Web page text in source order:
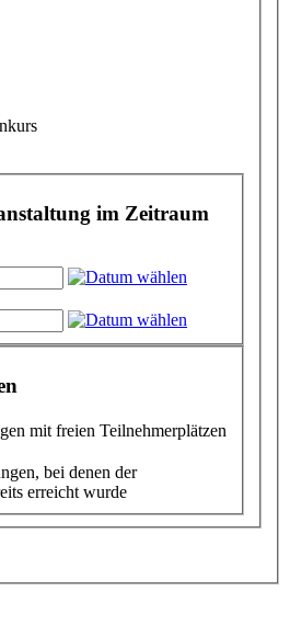
im Zeitraum
mit freien Teilnehmerplätzen
bei denen der
erreicht wurde